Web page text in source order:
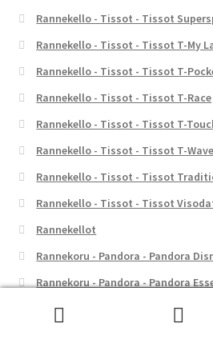
Rannekello - Tissot - Tissot
Rannekello - Tissot - Tissot T-My
Rannekello - Tissot - Tissot T-
Rannekello - Tissot - Tissot T-Race
Rannekello - Tissot - Tissot T-
Rannekello - Tissot - Tissot T-Wave
Rannekello - Tissot - Tissot
Rannekello - Tissot - Tissot
Rannekellot
Rannekoru - Pandora - Pandora
Rannekoru - Pandora - Pandora
Rannekoru - Pandora - Pandora ME